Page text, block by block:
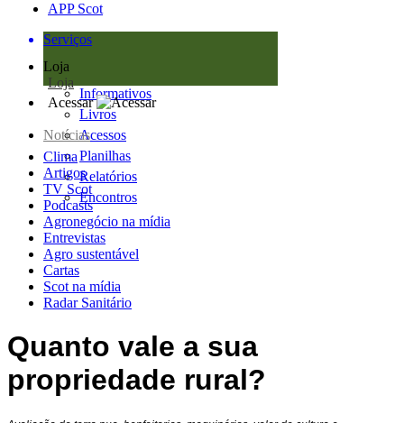
APP Scot
Serviços
Loja
Loja
Informativos
Livros
Acessos
Planilhas
Relatórios
Encontros
Acessar
Notícias
Clima
Artigos
TV Scot
Podcasts
Agronegócio na mídia
Entrevistas
Agro sustentável
Cartas
Scot na mídia
Radar Sanitário
Quanto vale a sua
propriedade rural?